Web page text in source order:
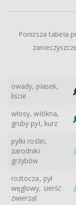
Poniższa tabela
owady, piasek,
liście
włosy, włókna,
gruby pył, kurz
pyłki roślin,
zarodniki
grzybów
roztocza, pył
węglowy, sierść
zwierząt